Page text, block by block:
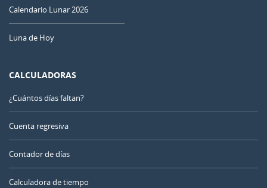
Calendario Lunar 2026
Luna de Hoy
CALCULADORAS
¿Cuántos días faltan?
Cuenta regresiva
Contador de días
Calculadora de tiempo